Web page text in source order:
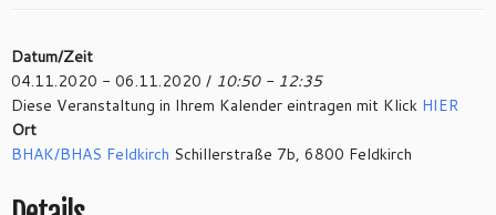
Datum/Zeit
04.11.2020 - 06.11.2020 / 10:50 - 12:35
Diese Veranstaltung in Ihrem Kalender eintragen mit Klick HIER
Ort
BHAK/BHAS Feldkirch Schillerstraße 7b, 6800 Feldkirch